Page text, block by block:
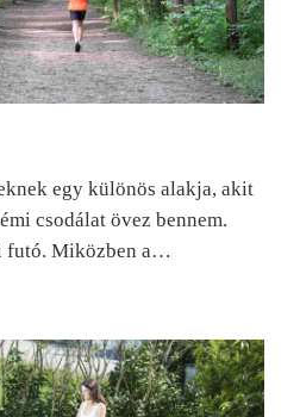
egy különös alakja, akit
csodálat övez bennem.
futó. Miközben a…